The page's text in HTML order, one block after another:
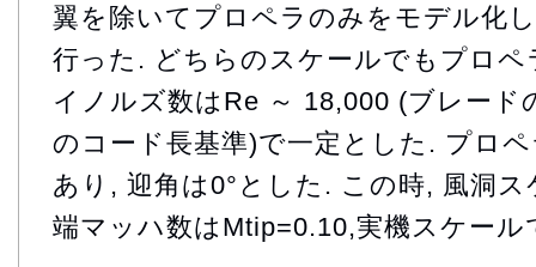
翼を除いてプロペラのみをモデル化
行った. どちらのスケールでもプロ
イノルズ数はRe ～ 18,000 (ブレード
のコード長基準)で一定とした. プロ
あり, 迎角は0°とした. この時, 風洞
端マッハ数はMtip=0.10,実機スケー